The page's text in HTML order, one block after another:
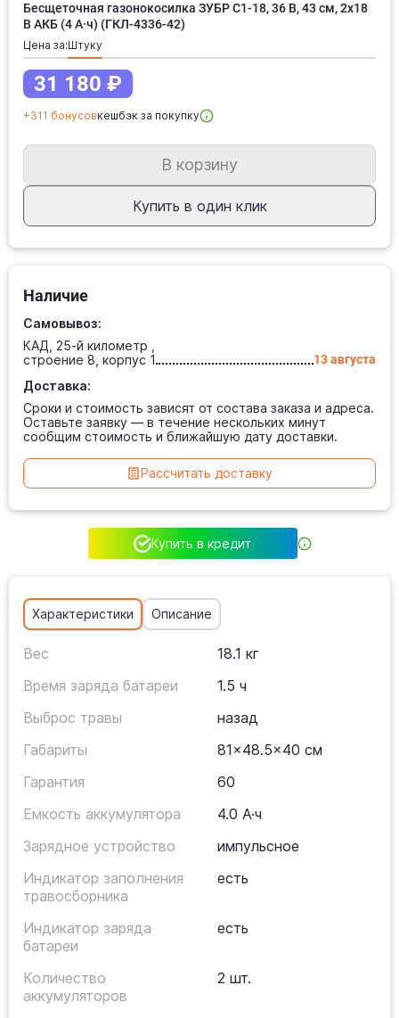
Бесщеточная газонокосилка ЗУБР С1-18, 36 В, 43 см, 2х18
В АКБ (4 А·ч) (ГКЛ-4336-42)
Цена за: штуку
31 180 ₽
+311 бонусовкешбэк за покупку
В корзину
Купить в один клик
Наличие
Самовывоз:
КАД, 25-й километр ,
строение 8, корпус 1
13 августа
Доставка:
Сроки и стоимость зависят от состава заказа и адреса.
Оставьте заявку — в течение нескольких минут
сообщим стоимость и ближайшую дату доставки.
Рассчитать доставку
Купить в кредит
Характеристики Описание
Вес
18.1 кг
Время заряда батареи
1.5 ч
Выброс травы
назад
Габариты
81x48.5x40 см
Гарантия
60
Емкость аккумулятора
4.0 А·ч
Зарядное устройство
импульсное
Индикатор заполнения
травосборника
есть
Индикатор заряда
батареи
есть
Количество
аккумуляторов
2 шт.